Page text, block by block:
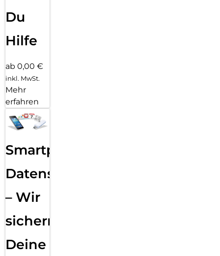
Du
Hilfe
ab 0,00 €
inkl. MwSt.
Mehr
erfahren
Smartphone
Datensicherung
– Wir
sichern
Deine